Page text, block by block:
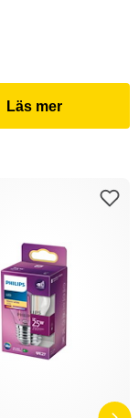
Läs mer